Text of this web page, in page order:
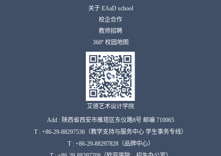
关于 EAaD school
校企合作
教师招聘
360º 校园地图
艾德艺术设计学院
Add : 陕西省西安市雁塔区东仪路8号 邮编 710065
T : +86-29-88297536（教学支持与服务中心 学生事务专线）
T : +86-29-88297828（品牌中心）